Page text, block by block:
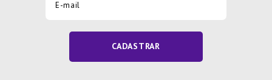
CADASTRAR